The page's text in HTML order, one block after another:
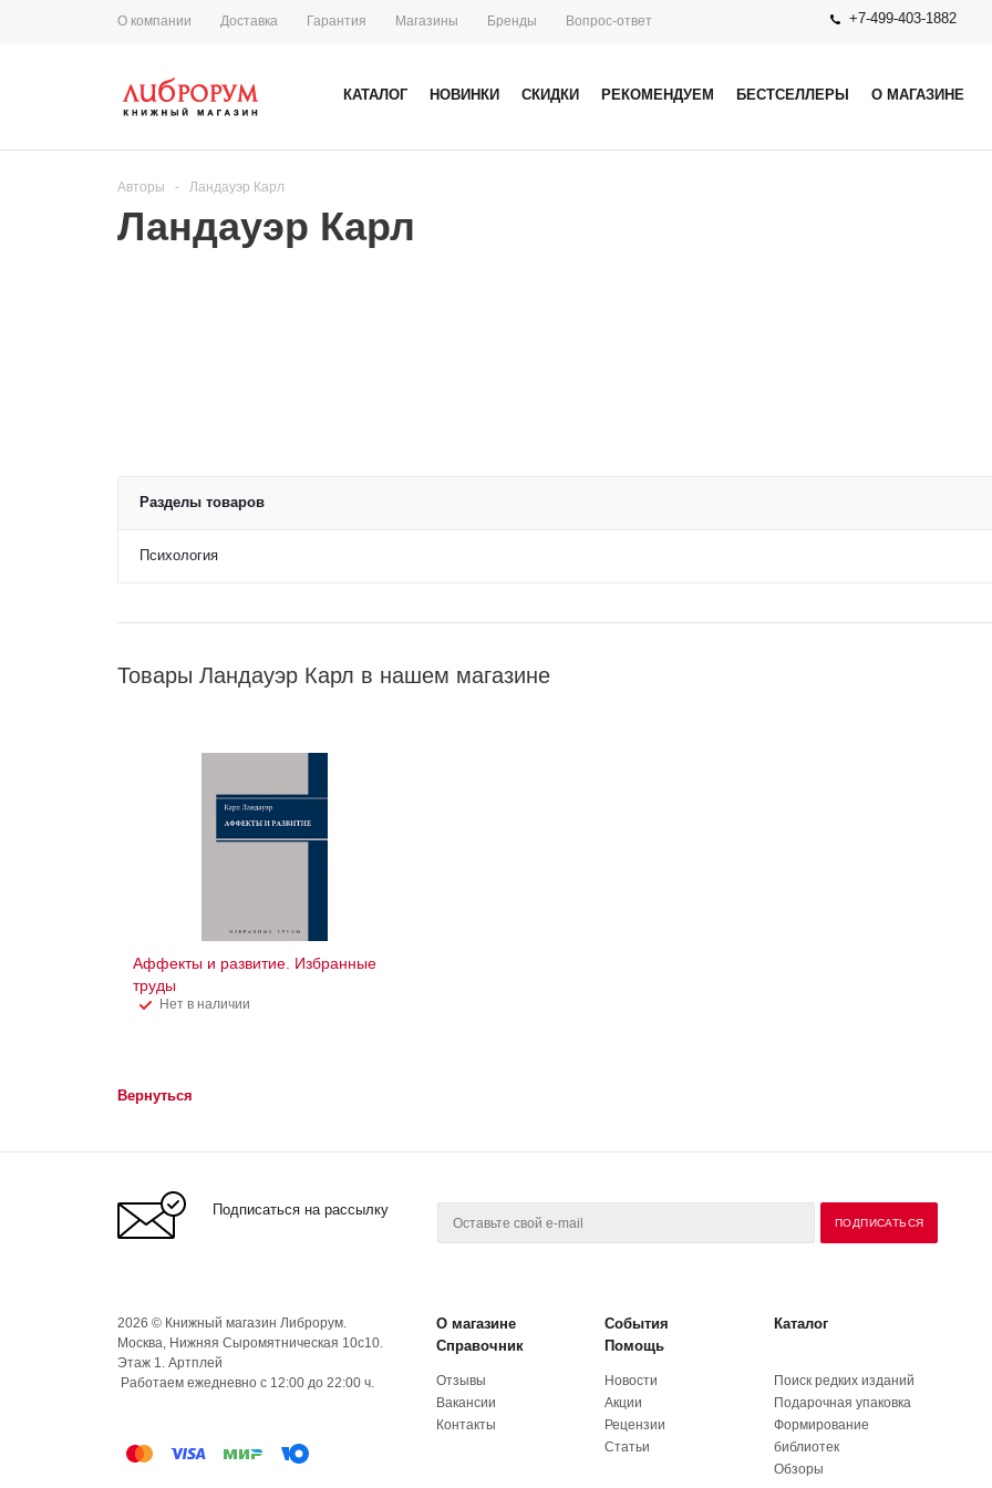
О компании Доставка Гарантия Магазины Бренды Вопрос-ответ +7-499-403-1882
КАТАЛОГ НОВИНКИ СКИДКИ РЕКОМЕНДУЕМ БЕСТСЕЛЛЕРЫ О МАГАЗИНЕ
Авторы - Ландауэр Карл
Ландауэр Карл
Разделы товаров
Психология
Товары Ландауэр Карл в нашем магазине
Аффекты и развитие. Избранные
труды
Нет в наличии
Вернуться
Подписаться на рассылку
2026 © Книжный магазин Либрорум.
Москва, Нижняя Сыромятническая 10с10.
Этаж 1. Артплей
Работаем ежедневно с 12:00 до 22:00 ч.
О магазине События
Каталог
Справочник
Помощь
Отзывы
Вакансии
Контакты
Новости
Акции
Рецензии
Статьи
Поиск редких изданий
Подарочная упаковка
Формирование
библиотек
Обзоры